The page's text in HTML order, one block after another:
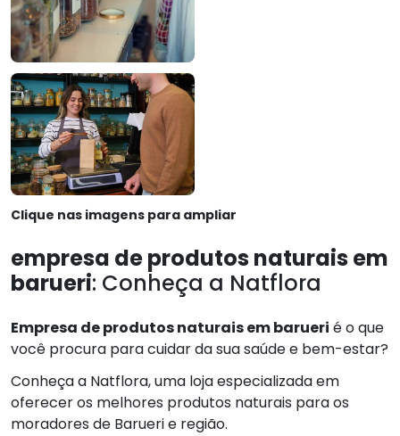
Clique nas imagens para ampliar
empresa de produtos naturais em
barueri: Conheça a Natflora
Empresa de produtos naturais em barueri é o que
você procura para cuidar da sua saúde e bem-estar?
Conheça a Natflora, uma loja especializada em
oferecer os melhores produtos naturais para os
moradores de Barueri e região.